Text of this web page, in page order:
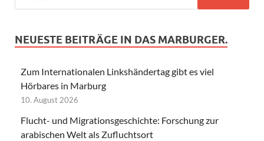
NEUESTE BEITRÄGE IN DAS MARBURGER.
Zum Internationalen Linkshändertag gibt es viel
Hörbares in Marburg
10. August 2026
Flucht- und Migrationsgeschichte: Forschung zur
arabischen Welt als Zufluchtsort